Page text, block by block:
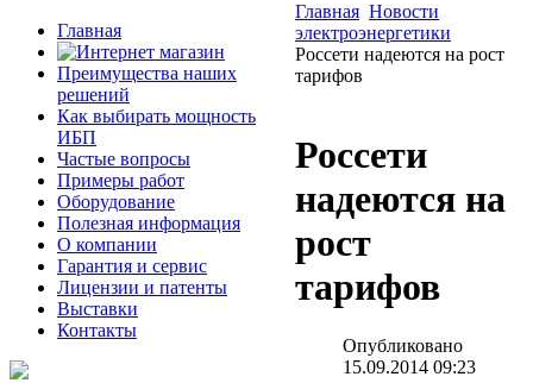
Главная Новости
электроэнергетики
Россети надеются на рост
тарифов
Россети
надеются на
рост
тарифов
Опубликовано
15.09.2014 09:23
Главная
Преимущества наших
решений
Как выбирать мощность
ИБП
Частые вопросы
Примеры работ
Оборудование
Полезная информация
О компании
Гарантия и сервис
Лицензии и патенты
Выставки
Контакты